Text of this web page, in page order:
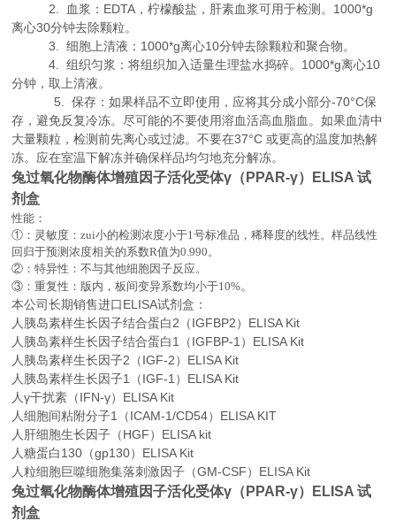
2. 血浆：EDTA，柠檬酸盐，肝素血浆可用于检测。1000*g
离心30分钟去除颗粒。
3. 细胞上清液：1000*g离心10分钟去除颗粒和聚合物。
4. 组织匀浆：将组织加入适量生理盐水捣碎。1000*g离心10
分钟，取上清液。
5. 保存：如果样品不立即使用，应将其分成小部分-70°C保
存，避免反复冷冻。尽可能的不要使用溶血活高血脂血。如果血清中
大量颗粒，检测前先离心或过滤。不要在37°C 或更高的温度加热解
冻。应在室温下解冻并确保样品均匀地充分解冻。
兔过氧化物酶体增殖因子活化受体γ（PPAR-γ）ELISA 试
剂盒
性能：
①：灵敏度：zui小的检测浓度小于1号标准品，稀释度的线性。样品线性
回归于预测浓度相关的系数R值为0.990。
②：特异性：不与其他细胞因子反应。
③：重复性：版内，板间变异系数均小于10%。
本公司长期销售进口ELISA试剂盒：
人胰岛素样生长因子结合蛋白2（IGFBP2）ELISA Kit
人胰岛素样生长因子结合蛋白1（IGFBP-1）ELISA Kit
人胰岛素样生长因子2（IGF-2）ELISA Kit
人胰岛素样生长因子1（IGF-1）ELISA Kit
人γ干扰素（IFN-γ）ELISA Kit
人细胞间粘附分子1（ICAM-1/CD54）ELISA KIT
人肝细胞生长因子（HGF）ELISA kit
人糖蛋白130（gp130）ELISA Kit
人粒细胞巨噬细胞集落刺激因子（GM-CSF）ELISA Kit
兔过氧化物酶体增殖因子活化受体γ（PPAR-γ）ELISA 试
剂盒